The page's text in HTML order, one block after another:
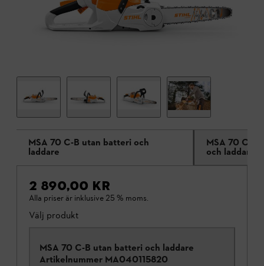
MSA 70 C-B utan batteri och
laddare
MSA 70 C-B
och laddare
2 890,00 KR
Alla priser är inklusive 25 % moms.
Välj produkt
MSA 70 C-B utan batteri och laddare
Artikelnummer MA040115820